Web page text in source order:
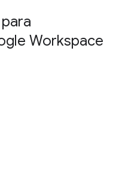
Workspace